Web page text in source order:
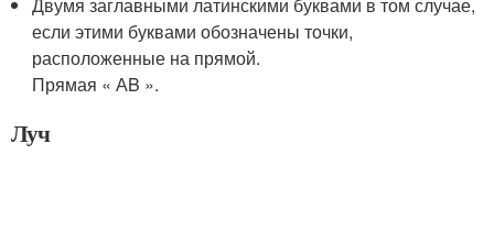
если этими буквами обозначены точки,
расположенные на прямой.
Прямая « АB ».
Луч